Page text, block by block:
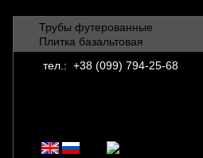
Трубы футерованные
Плитка базальтовая
тел.: +38 (099) 794-25-68